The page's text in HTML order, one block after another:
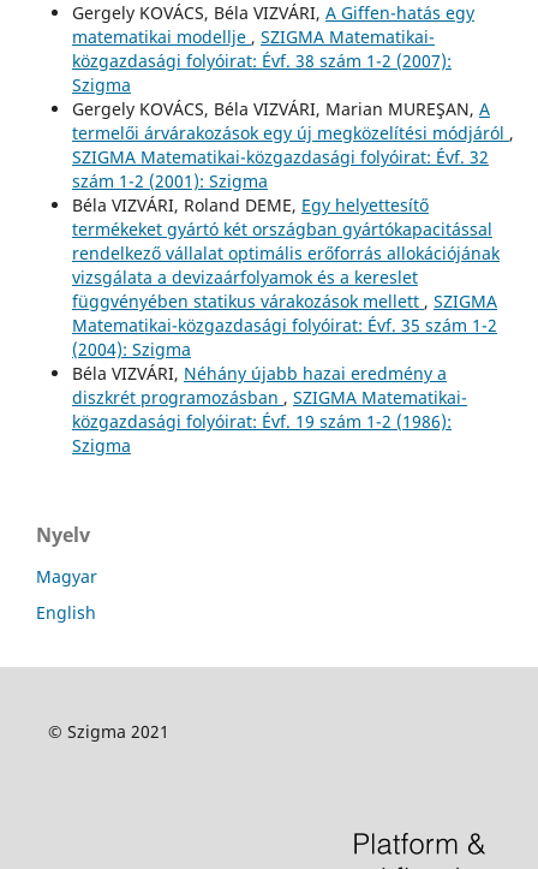
Gergely KOVÁCS, Béla VIZVÁRI, A Giffen-hatás egy
matematikai modellje , SZIGMA Matematikai-
közgazdasági folyóirat: Évf. 38 szám 1-2 (2007):
Szigma
Gergely KOVÁCS, Béla VIZVÁRI, Marian MUREŞAN, A
termelői árvárakozások egy új megközelítési módjáról ,
SZIGMA Matematikai-közgazdasági folyóirat: Évf. 32
szám 1-2 (2001): Szigma
Béla VIZVÁRI, Roland DEME, Egy helyettesítő
termékeket gyártó két országban gyártókapacitással
rendelkező vállalat optimális erőforrás allokációjának
vizsgálata a devizaárfolyamok és a kereslet
függvényében statikus várakozások mellett , SZIGMA
Matematikai-közgazdasági folyóirat: Évf. 35 szám 1-2
(2004): Szigma
Béla VIZVÁRI, Néhány újabb hazai eredmény a
diszkrét programozásban , SZIGMA Matematikai-
közgazdasági folyóirat: Évf. 19 szám 1-2 (1986):
Szigma
Nyelv
Magyar
English
© Szigma 2021